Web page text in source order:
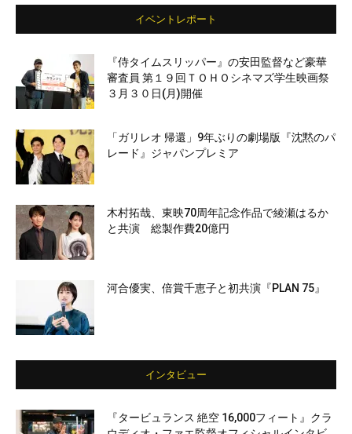
イベントレポート
『侍タイムスリッパー』の安田監督など豪華
審査員 第１９回ＴＯＨＯシネマズ学生映画祭
３月３０日(月)開催
「ガリレオ 帰還」9年ぶりの劇場版『沈黙のパ
レード』ジャパンプレミア
木村拓哉、東映70周年記念作品で綾瀬はるか
と共演 総製作費20億円
河合優実、倍賞千恵子と初共演『PLAN 75』
インタビュー
『タービュランス 絶空 16,000フィート』クラ